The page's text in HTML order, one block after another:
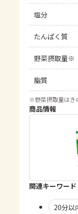
塩分
たんぱく質
野菜摂取量※
脂質
※野菜摂取量はき
商品情報
関連キーワード
20分以